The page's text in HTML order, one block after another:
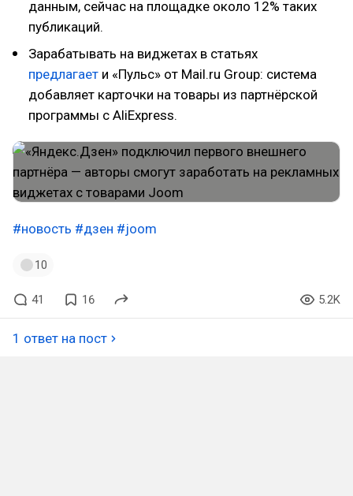
данным, сейчас на площадке около 12% таких
публикаций.
Зарабатывать на виджетах в статьях
предлагает и «Пульс» от Mail.ru Group: система
добавляет карточки на товары из партнёрской
программы с AliExpress.
#новость #дзен #joom
10
41 16 5.2K
1 ответ на пост